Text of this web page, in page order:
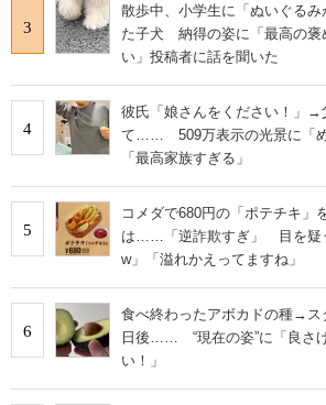
3
散歩中、小学生に「ぬいぐる
た子犬 納得の姿に「最高の褒
い」投稿者に話を聞いた
4
彼氏「娘さんをください！」→
て…… 509万表示の光景に「め
「最高家族すぎる」
5
コメダで680円の「ポテチキ
は……「逆詐欺すぎ」 目を疑
w」「溢れかえってますね」
6
食べ終わったアボカドの種→ス
日後…… “現在の姿”に「良さ
い！」